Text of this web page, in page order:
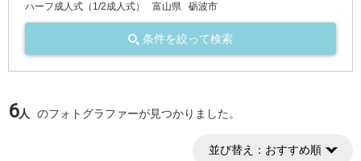
ハーフ成人式（1/2成人式） 富山県 砺波市
条件を絞って検索
6人 のフォトグラファーが見つかりました。
並び替え： おすすめ順